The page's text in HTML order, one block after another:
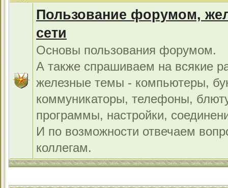
Пользование форумом,
сети
Основы пользования форумом.
А также спрашиваем на всякие
железные темы - компьютеры,
коммуникаторы, телефоны,
программы, настройки,
И по возможности отвечаем
коллегам.